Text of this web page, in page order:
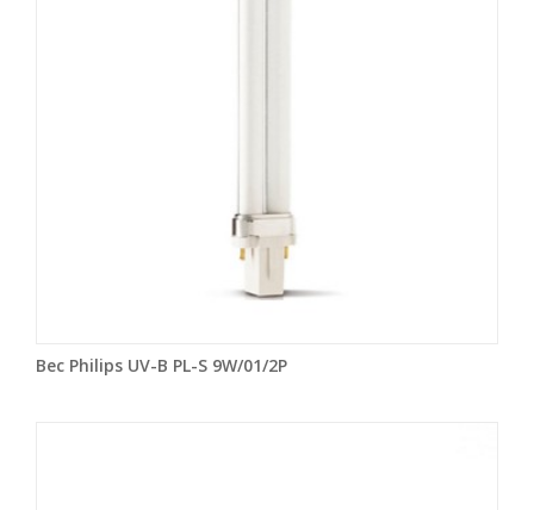
Bec Philips UV-B PL-S 9W/01/2P